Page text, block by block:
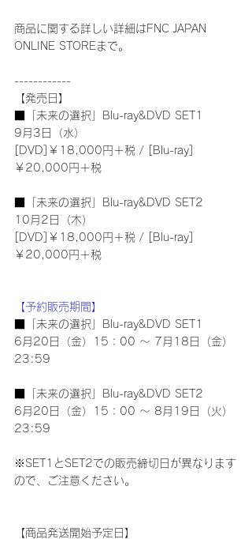
商品に関する詳しい詳細はFNC JAPAN
ONLINE STOREまで。
------------
【発売日】
■「未来の選択」Blu-ray&DVD SET1
9月3日（水）
[DVD]￥18,000円＋税 / [Blu-ray]
￥20,000円＋税
■「未来の選択」Blu-ray&DVD SET2
10月2日（木）
[DVD]￥18,000円＋税 / [Blu-ray]
￥20,000円＋税
【予約販売期間】
■「未来の選択」Blu-ray&DVD SET1
6月20日（金）15：00 ～ 7月18日（金）
23:59
■「未来の選択」Blu-ray&DVD SET2
6月20日（金）15：00 ～ 8月19日（火）
23:59
※SET1とSET2での販売締切日が異なります
ので、ご注意ください。
【商品発送開始予定日】